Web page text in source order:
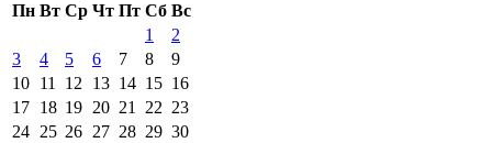
Пн Вт Ср Чт Пт Сб Вс
1
2
3
4 5 6 7 8
9
10 11 12 13 14 15 16
17 18 19 20 21 22 23
24 25 26 27 28 29 30